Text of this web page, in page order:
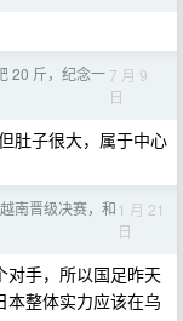
20 斤，纪念一 7 月 9
日
肚子很大，属于中心
南晋级决赛，和 1 月 21
日
对手，所以国足昨天
本整体实力应该在乌